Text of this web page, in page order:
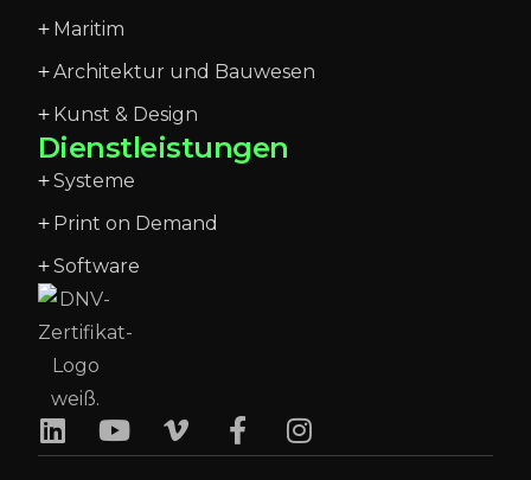
Maritim
Architektur und Bauwesen
Kunst & Design
Dienstleistungen
Systeme
Print on Demand
Software